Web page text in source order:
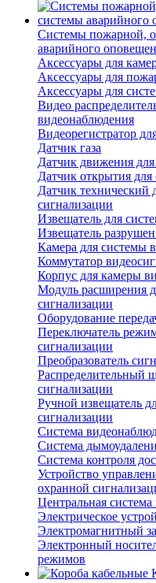
Системы пожарной,
аварийного
Аксессуары для
Аксессуары для
Аксессуары для
Видео
видеонаблюдения
Видеорегистратор
Датчик газа
Датчик движения
Датчик открытия
Датчик технический
сигнализации
Извещатель для
Извещатель
Камера для системы
Коммутатор
Корпус для камеры
Модуль расширения
сигнализации
Оборудование
Переключатель
сигнализации
Преобразователь
Распределительный
сигнализации
Ручной извещатель
сигнализации
Система
Система
Система контроля
Устройство
охранной
Центральная
Электрическое
Электромагнитный
Электронный
режимов